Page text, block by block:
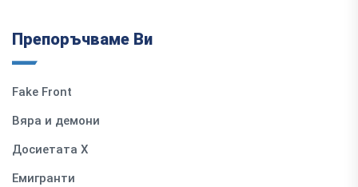
Препоръчваме Ви
Fake Front
Вяра и демони
Досиетата Х
Емигранти